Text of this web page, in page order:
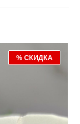
% СКИДКА